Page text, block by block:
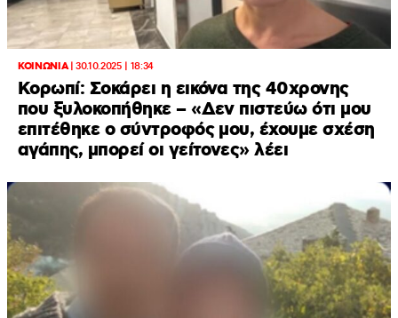
ΚΟΙΝΩΝΙΑ|30.10.2025 | 18:34
Κορωπί: Σοκάρει η εικόνα της 40χρονης
που ξυλοκοπήθηκε – «Δεν πιστεύω ότι μου
επιτέθηκε ο σύντροφός μου, έχουμε σχέση
αγάπης, μπορεί οι γείτονες» λέει